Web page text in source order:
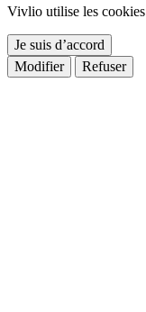
Vivlio utilise les
Je suis d’accord
Modifier
Refuser